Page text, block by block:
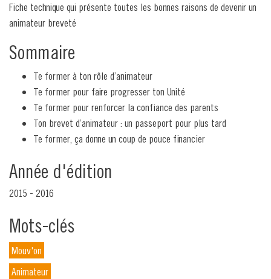
Fiche technique qui présente toutes les bonnes raisons de devenir un
animateur breveté
Sommaire
Te former à ton rôle d’animateur
Te former pour faire progresser ton Unité
Te former pour renforcer la confiance des parents
Ton brevet d’animateur : un passeport pour plus tard
Te former, ça donne un coup de pouce financier
Année d'édition
2015 - 2016
Mots-clés
Mouv'on
Animateur